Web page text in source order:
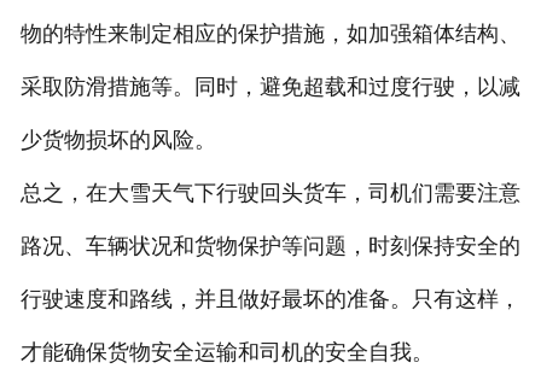
物的特性来制定相应的保护措施，如加强箱体结构、
采取防滑措施等。同时，避免超载和过度行驶，以减
少货物损坏的风险。
总之，在大雪天气下行驶回头货车，司机们需要注意
路况、车辆状况和货物保护等问题，时刻保持安全的
行驶速度和路线，并且做好最坏的准备。只有这样，
才能确保货物安全运输和司机的安全自我。